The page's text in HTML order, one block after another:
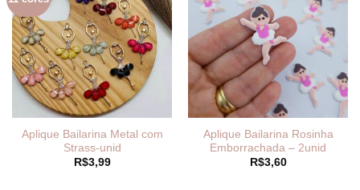
Aplique Bailarina Metal com
Strass-unid
R$3,99
Aplique Bailarina Rosinha
Emborrachada – 2unid
R$3,60